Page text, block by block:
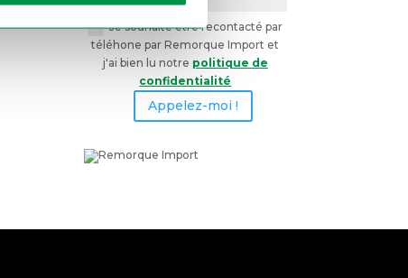
Je souhaite être recontacté par
téléhone par Remorque Import et
j'ai bien lu notre politique de
confidentialité
Appelez-moi !